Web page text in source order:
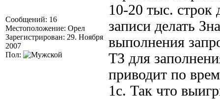
Сообщений: 16
Местоположение: Орел
Зарегистрирован: 29. Ноября
2007
Пол:
10-20 тыс. строк
записи делать
выполнения
ТЗ для
приводит по
1с. Так что